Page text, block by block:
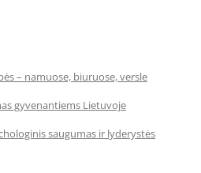
– namuose, biuruose, versle
gyvenantiems Lietuvoje
saugumas ir lyderystės